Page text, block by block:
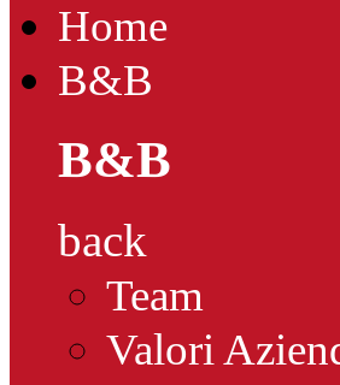
Home
B&B
B&B
back
Team
Valori